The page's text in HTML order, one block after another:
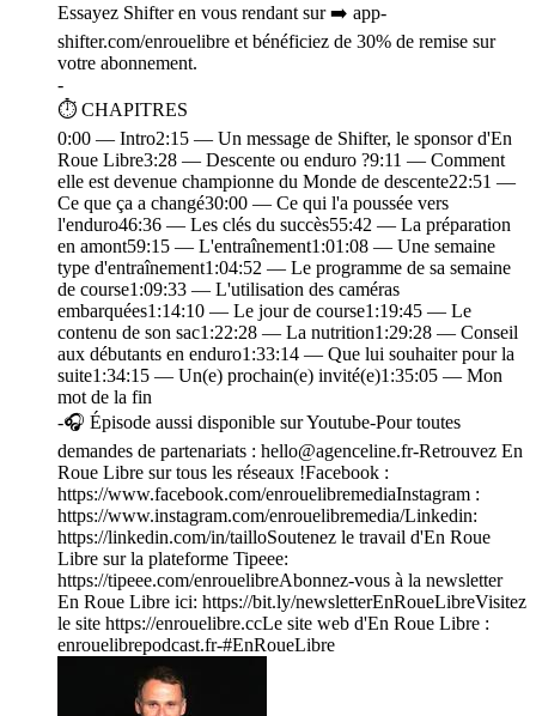
Essayez Shifter en vous rendant sur ➡️ app-
shifter.com/enrouelibre et bénéficiez de 30% de remise sur
votre abonnement.
-
⏱ CHAPITRES
0:00 — Intro2:15 — Un message de Shifter, le sponsor d'En
Roue Libre3:28 — Descente ou enduro ?9:11 — Comment
elle est devenue championne du Monde de descente22:51 —
Ce que ça a changé30:00 — Ce qui l'a poussée vers
l'enduro46:36 — Les clés du succès55:42 — La préparation
en amont59:15 — L'entraînement1:01:08 — Une semaine
type d'entraînement1:04:52 — Le programme de sa semaine
de course1:09:33 — L'utilisation des caméras
embarquées1:14:10 — Le jour de course1:19:45 — Le
contenu de son sac1:22:28 — La nutrition1:29:28 — Conseil
aux débutants en enduro1:33:14 — Que lui souhaiter pour la
suite1:34:15 — Un(e) prochain(e) invité(e)1:35:05 — Mon
mot de la fin
-🎧 Épisode aussi disponible sur Youtube-Pour toutes
demandes de partenariats : hello@agenceline.fr-Retrouvez En
Roue Libre sur tous les réseaux !Facebook :
https://www.facebook.com/enrouelibremediaInstagram :
https://www.instagram.com/enrouelibremedia/Linkedin:
https://linkedin.com/in/tailloSoutenez le travail d'En Roue
Libre sur la plateforme Tipeee:
https://tipeee.com/enrouelibreAbonnez-vous à la newsletter
En Roue Libre ici: https://bit.ly/newsletterEnRoueLibreVisitez
le site https://enrouelibre.ccLe site web d'En Roue Libre :
enrouelibrepodcast.fr-#EnRoueLibre